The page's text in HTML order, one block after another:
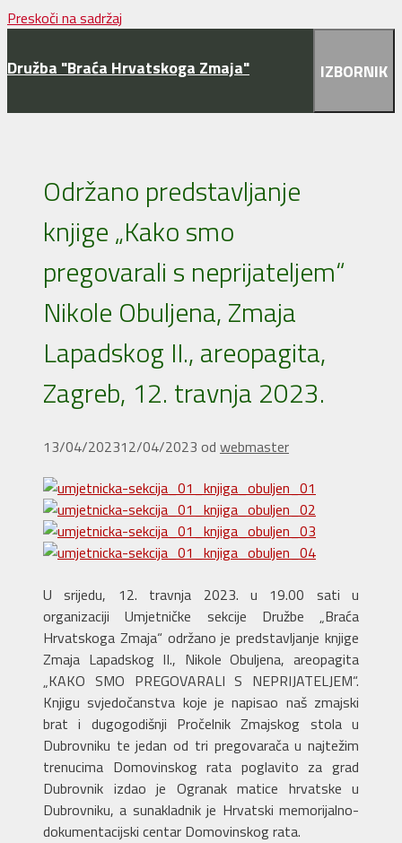
Preskoči na sadržaj
Družba "Braća Hrvatskoga Zmaja" IZBORNIK
Održano predstavljanje
knjige „Kako smo
pregovarali s neprijateljem“
Nikole Obuljena, Zmaja
Lapadskog II., areopagita,
Zagreb, 12. travnja 2023.
13/04/202312/04/2023 od webmaster
U srijedu, 12. travnja 2023. u 19.00 sati u
organizaciji Umjetničke sekcije Družbe „Braća
Hrvatskoga Zmaja“ održano je predstavljanje knjige
Zmaja Lapadskog II., Nikole Obuljena, areopagita
„KAKO SMO PREGOVARALI S NEPRIJATELJEM“.
Knjigu svjedočanstva koje je napisao naš zmajski
brat i dugogodišnji Pročelnik Zmajskog stola u
Dubrovniku te jedan od tri pregovarača u najtežim
trenucima Domovinskog rata poglavito za grad
Dubrovnik izdao je Ogranak matice hrvatske u
Dubrovniku, a sunakladnik je Hrvatski memorijalno-
dokumentacijski centar Domovinskog rata.